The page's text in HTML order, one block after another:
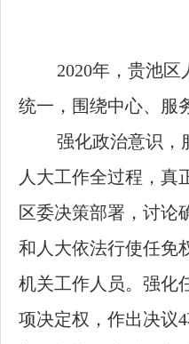
2020年，贵池
统一，围绕中心、服
强化政治意识，
人大工作全过程，真
区委决策部署，讨论
和人大依法行使任免
机关工作人员。强化
项决定权，作出决议4